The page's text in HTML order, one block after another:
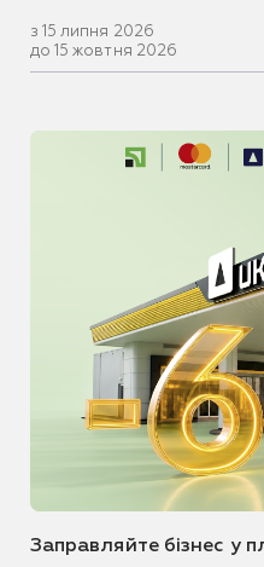
з 15 липня 2026
до 15 жовтня 2026
Заправляйте бізнес у